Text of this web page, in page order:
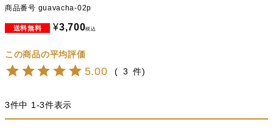
商品番号 guavacha-02p
¥3,700税込
5.00 3
3件中 1-3件表示